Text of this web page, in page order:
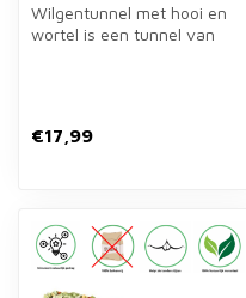
Wilgentunnel met hooi en
wortel is een tunnel van
€17,99